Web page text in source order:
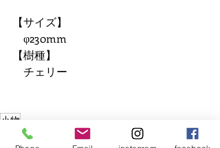
【サイズ】
φ230mm
【樹種】
チェリー
小物